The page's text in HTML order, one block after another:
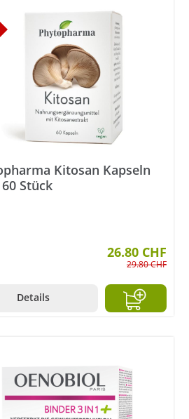
Kitosan Kapseln
Stück
26.80 CHF
29.80 CHF
Details